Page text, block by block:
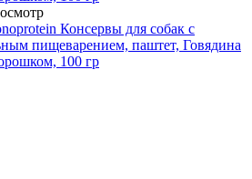
Консервы для собак с
пищеварением, паштет, Говядина
100 гр